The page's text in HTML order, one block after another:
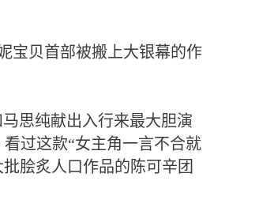
宝贝首部被搬上大银幕的作
思纯献出入行来最大胆演
过这款“女主角一言不合就
脍炙人口作品的陈可辛团